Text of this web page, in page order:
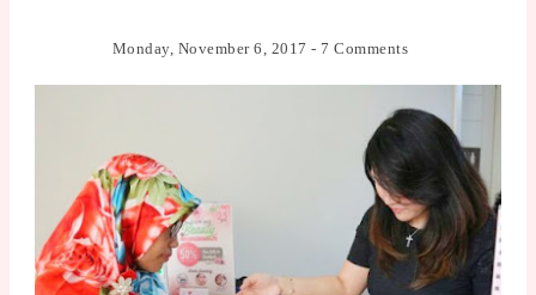
Monday, November 6, 2017-7 Comments